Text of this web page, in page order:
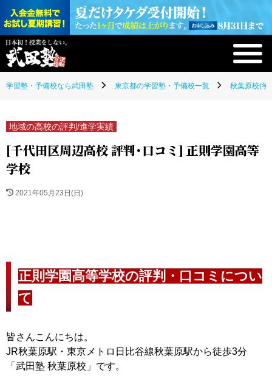
学習塾・予備校なら武田塾 東京都の学習塾・予備校一覧 秋葉原校(学
地域の高校の評判/進学実績
[千代田区周辺高校 評判・口コミ] 正則学園高等
学校
2021年05月23日(日)
正則学園高等学校の評判・口コミについ
て
皆さんこんにちは。
JR秋葉原駅・東京メトロ日比谷線秋葉原駅から徒歩3分
「武田塾 秋葉原校」です。